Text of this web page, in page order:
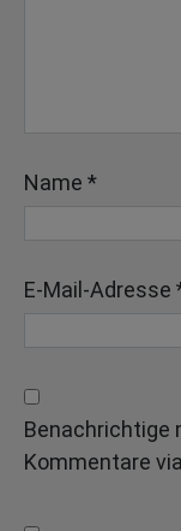
Name *
E-Mail-Adresse
Benachrichtige
Kommentare